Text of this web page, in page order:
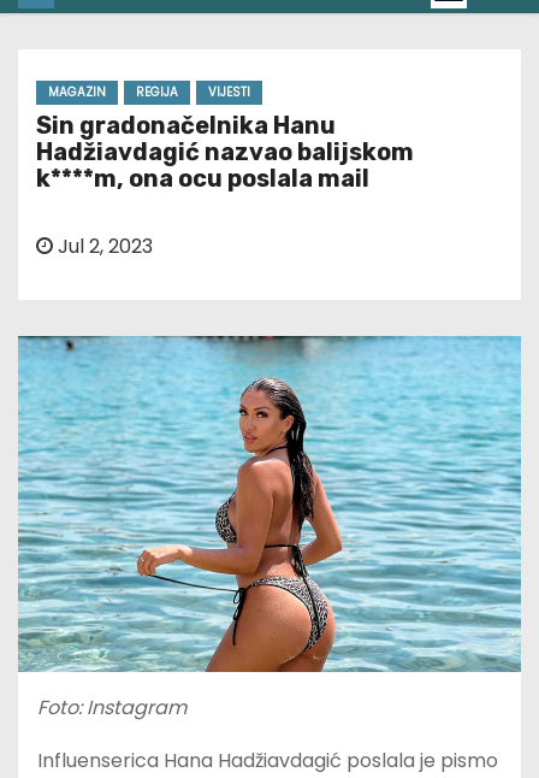
MAGAZIN REGIJA VIJESTI
Sin gradonačelnika Hanu
Hadžiavdagić nazvao balijskom
k****m, ona ocu poslala mail
Jul 2, 2023
Foto: Instagram
Influenserica Hana Hadžiavdagić poslala je pismo